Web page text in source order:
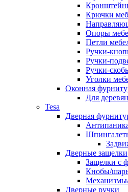
Крючки
Опоры
Петли
Ручки-
Ручки-
Ручки-
Уголки
Оконная
Для
Tesa
Дверная
Дверные защелки
Защелки с
Кнобы/
Дверные ручки